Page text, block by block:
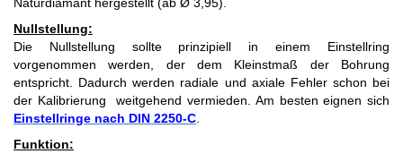
Nullstellung:
Die Nullstellung sollte prinzipiell in einem Einstellring
vorgenommen werden, der dem Kleinstmaß der Bohrung
entspricht. Dadurch werden radiale und axiale Fehler schon bei
der Kalibrierung weitgehend vermieden. Am besten eignen sich
Einstellringe nach DIN 2250-C
Funktion: